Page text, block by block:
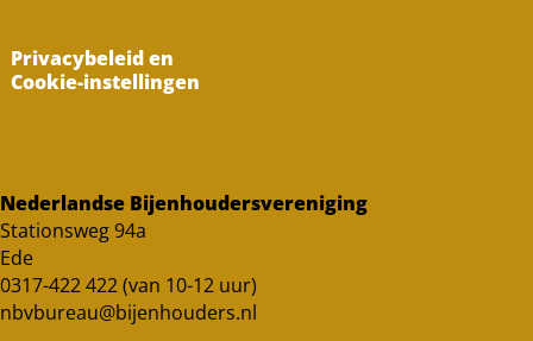
Privacybeleid en
Cookie-instellingen
Nederlandse Bijenhoudersvereniging
Stationsweg 94a
Ede
0317-422 422 (van 10-12 uur)
nbvbureau@bijenhouders.nl